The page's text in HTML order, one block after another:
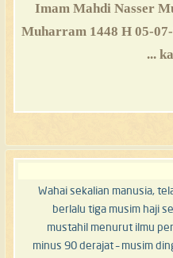
- 3 - Imam Mahdi
Muharram 1448 H 05-
Wahai sekalian manusia,
berlalu tiga musim haji
mustahil menurut ilmu
minus 90 derajat – musim